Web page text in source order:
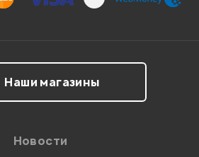
Наши магазины
Новости